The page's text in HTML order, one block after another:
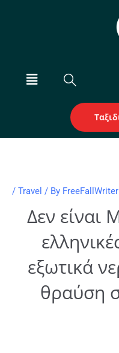
Menu
/ Travel / By FreeFallWriter
Δεν είναι
εξωτικά
θραύση